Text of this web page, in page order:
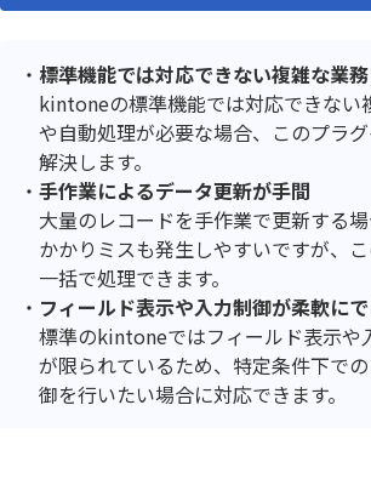
標準機能では対応できない複雑な業
kintoneの標準機能では対応できない
や自動処理が必要な場合、このプラ
解決します。
手作業によるデータ更新が手間
大量のレコードを手作業で更新する
かかりミスも発生しやすいですが、
一括で処理できます。
フィールド表示や入力制御が柔軟に
標準のkintoneではフィールド表示や
が限られているため、特定条件下で
御を行いたい場合に対応できます。